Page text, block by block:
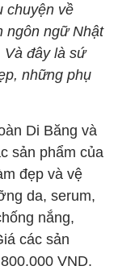
chuyện về
ngôn ngữ Nhật
Và đây là sứ
những phụ
Di Băng và
sản phẩm của
đẹp và vệ
da, serum,
nắng,
các sản
VND.